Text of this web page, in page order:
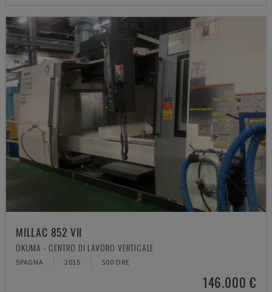
MILLAC 852 VII
OKUMA - CENTRO DI LAVORO VERTICALE
SPAGNA 2015 500 ORE
146.000 €